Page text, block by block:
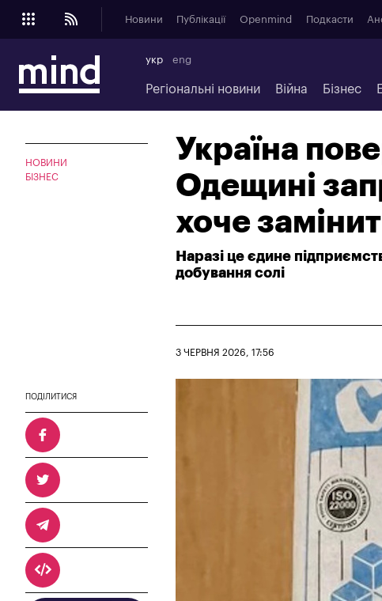
Новини Публікації Openmind Подкасти
укр eng
Регіональні новини Війна Бізнес
НОВИНИ
БІЗНЕС
Україна
Одещині
хоче
Наразі це єдине
добування солі
3 ЧЕРВНЯ 2026, 17:56
ПОДІЛИТИСЯ